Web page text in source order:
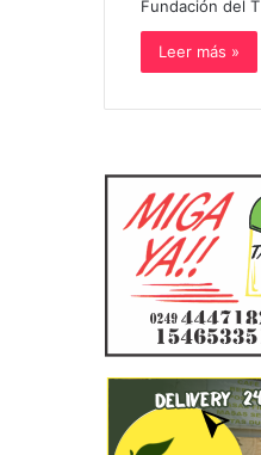
Fundación del T
Leer más »